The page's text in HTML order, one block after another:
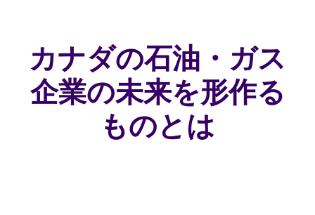
カナダの石油・ガス
企業の未来を形作る
ものとは